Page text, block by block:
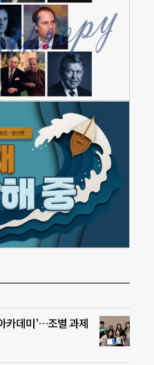
카데미’…조별 과제